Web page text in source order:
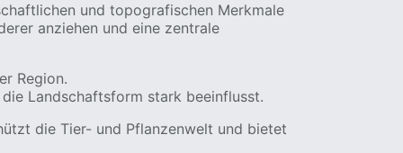
und topografischen Merkmale
anziehen und eine zentrale
Region.
Landschaftsform stark beeinflusst.
die Tier- und Pflanzenwelt und bietet